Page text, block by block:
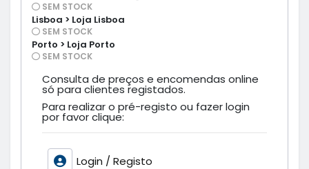
SEM STOCK
Lisboa > Loja Lisboa
SEM STOCK
Porto > Loja Porto
SEM STOCK
Consulta de preços e encomendas online
só para clientes registados.
Para realizar o pré-registo ou fazer login
por favor clique:
Login / Registo